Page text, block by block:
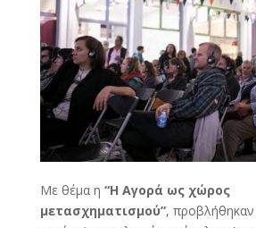
Με θέμα η “Η Αγορά ως χώρος
μετασχηματισμού”, προβλήθηκαν